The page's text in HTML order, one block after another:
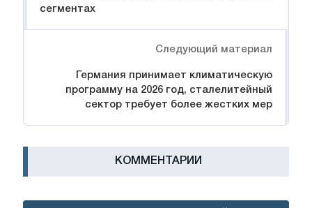
сегментах
Следующий материал
Германия принимает климатическую
программу на 2026 год, сталелитейный
сектор требует более жестких мер
КОММЕНТАРИИ